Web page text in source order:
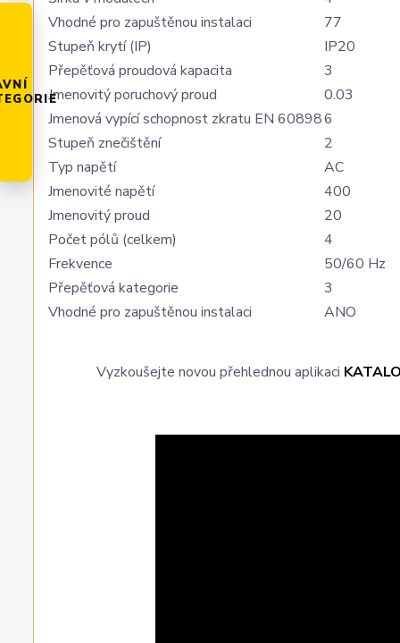
Vhodné pro zapuštěnou instalaci
77
Stupeň krytí (IP)
IP20
Přepěťová proudová kapacita
3
Jmenovitý poruchový proud
0.03
Jmenová vypící schopnost zkratu EN 608986
Stupeň znečištění
2
Typ napětí
AC
Jmenovité napětí
400
Jmenovitý proud
20
Počet pólů (celkem)
4
Frekvence
50/60 Hz
Přepěťová kategorie
3
Vhodné pro zapuštěnou instalaci
ANO
Vyzkoušejte novou přehlednou aplikaci